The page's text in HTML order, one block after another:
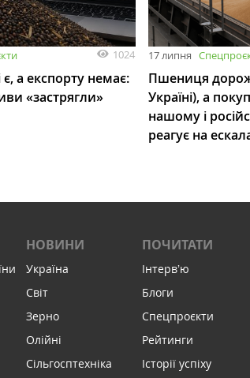
1024
є, а експорту немає:
«застрягли»
17 липня
Пшениця
Україні), а
нашому і
реагує на
НОВИНИ
Україна
Світ
Зерно
Олійні
Сільгосптехніка
ПОЧИТАТИ
Інтервʼю
Блоги
Спецпроєкти
Рейтинги
Історії успіху